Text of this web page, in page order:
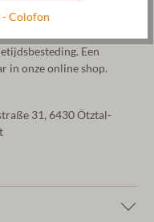
is
Een
in onze online shop.
31, 6430 Ötztal-
- Colofon